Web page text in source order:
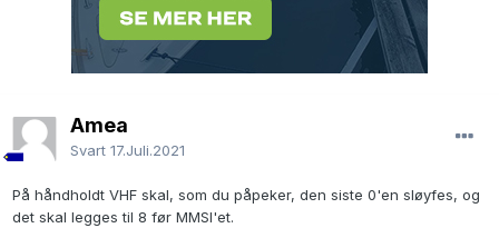
Amea
Svart 17.Juli.2021
På håndholdt VHF skal, som du påpeker, den siste 0'en sløyfes, og
det skal legges til 8 før MMSI'et.